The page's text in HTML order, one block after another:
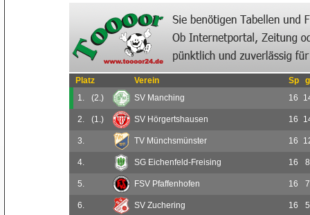
Platz Verein Sp
g
1.
(2.) SV Manching 16
2. (1.) SV Hörgertshausen 16
3. TV Münchsmünster 16
4. SG Eichenfeld-Freising 16 8
5. FSV Pfaffenhofen 16 7
6. SV Zuchering 16 5